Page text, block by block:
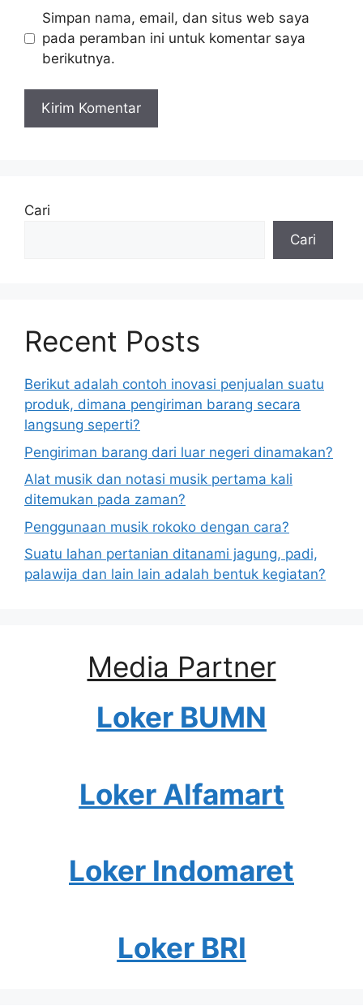
Simpan nama, email, dan situs web saya
pada peramban ini untuk komentar saya
berikutnya.
Cari
Cari
Recent Posts
Berikut adalah contoh inovasi penjualan suatu
produk, dimana pengiriman barang secara
langsung seperti?
Pengiriman barang dari luar negeri dinamakan?
Alat musik dan notasi musik pertama kali
ditemukan pada zaman?
Penggunaan musik rokoko dengan cara?
Suatu lahan pertanian ditanami jagung, padi,
palawija dan lain lain adalah bentuk kegiatan?
Media Partner
Loker BUMN
Loker Alfamart
Loker Indomaret
Loker BRI